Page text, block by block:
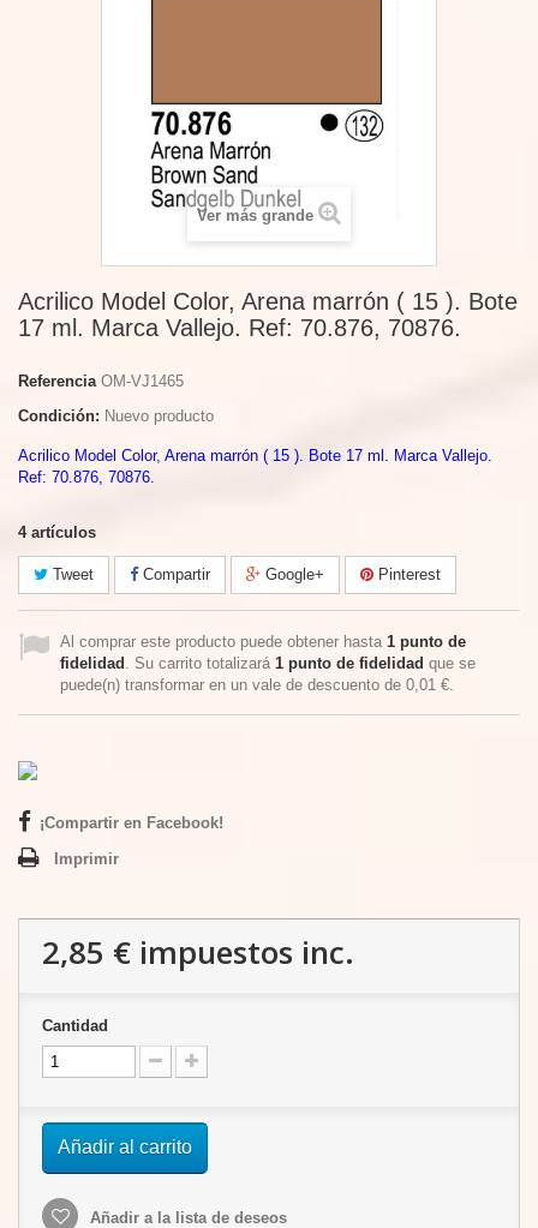
Ver más grande
Acrilico Model Color, Arena marrón ( 15 ). Bote
17 ml. Marca Vallejo. Ref: 70.876, 70876.
Referencia OM-VJ1465
Condición: Nuevo producto
Acrilico Model Color, Arena marrón ( 15 ). Bote 17 ml. Marca Vallejo.
Ref: 70.876, 70876.
4 artículos
Tweet Compartir Google+ Pinterest
Al comprar este producto puede obtener hasta 1 punto de
fidelidad . Su carrito totalizará 1 punto de fidelidad que se
puede(n) transformar en un vale de descuento de 0,01 €.
¡Compartir en Facebook!
Imprimir
2,85 € impuestos inc.
Cantidad
Añadir al carrito
Añadir a la lista de deseos